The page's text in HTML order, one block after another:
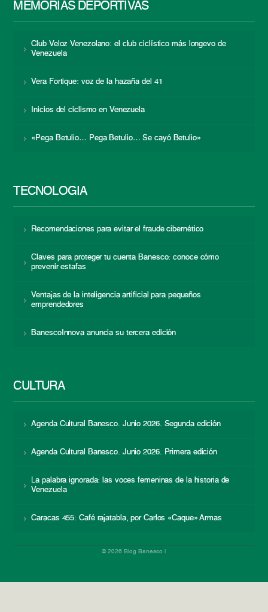
MEMORIAS DEPORTIVAS
Club Veloz Venezolano: el club ciclístico más longevo de
Venezuela
Vera Fortique: voz de la hazaña del 41
Inicios del ciclismo en Venezuela
«Pega Betulio… Pega Betulio… Se cayó Betulio»
TECNOLOGÍA
Recomendaciones para evitar el fraude cibernético
Claves para proteger tu cuenta Banesco: conoce cómo
prevenir estafas
Ventajas de la inteligencia artificial para pequeños
emprendedores
BanescoInnova anuncia su tercera edición
CULTURA
Agenda Cultural Banesco. Junio 2026. Segunda edición
Agenda Cultural Banesco. Junio 2026. Primera edición
La palabra ignorada: las voces femeninas de la historia de
Venezuela
Caracas 455: Café rajatabla, por Carlos «Caque» Armas
© 2026 Blog Banesco |